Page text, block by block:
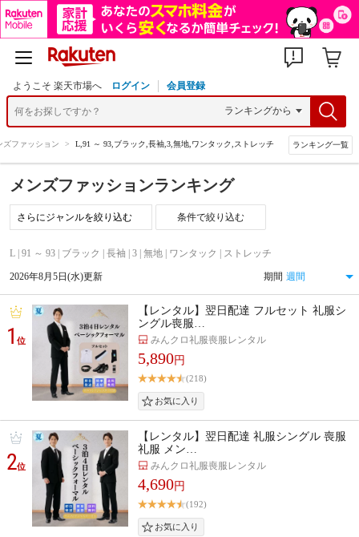
ようこそ 楽天市場へ ログイン 会員登録
ズファッション > L,91 ～ 93,ブラック,長袖,3,無地,ワンタック,ストレッチ ランキング一覧
メンズファッションランキング
条件で絞り込む
L | 91 ～ 93 | ブラック | 長袖 | 3 | 無地 | ワンタック | ストレッチ
2026年8月5日(水)更新 期間
1位
【レンタル】翌日配達 フルセット 礼服シ
ングル喪服…
みんクロ礼服喪服レンタル
5,890円
(218)
2位
【レンタル】翌日配達 礼服シングル 喪服
礼服 メン…
みんクロ礼服喪服レンタル
4,690円
(192)